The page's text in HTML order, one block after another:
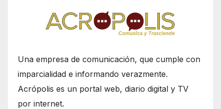
Una empresa de comunicación, que cumple con
imparcialidad e informando verazmente.
Acrópolis es un portal web, diario digital y TV
por internet.